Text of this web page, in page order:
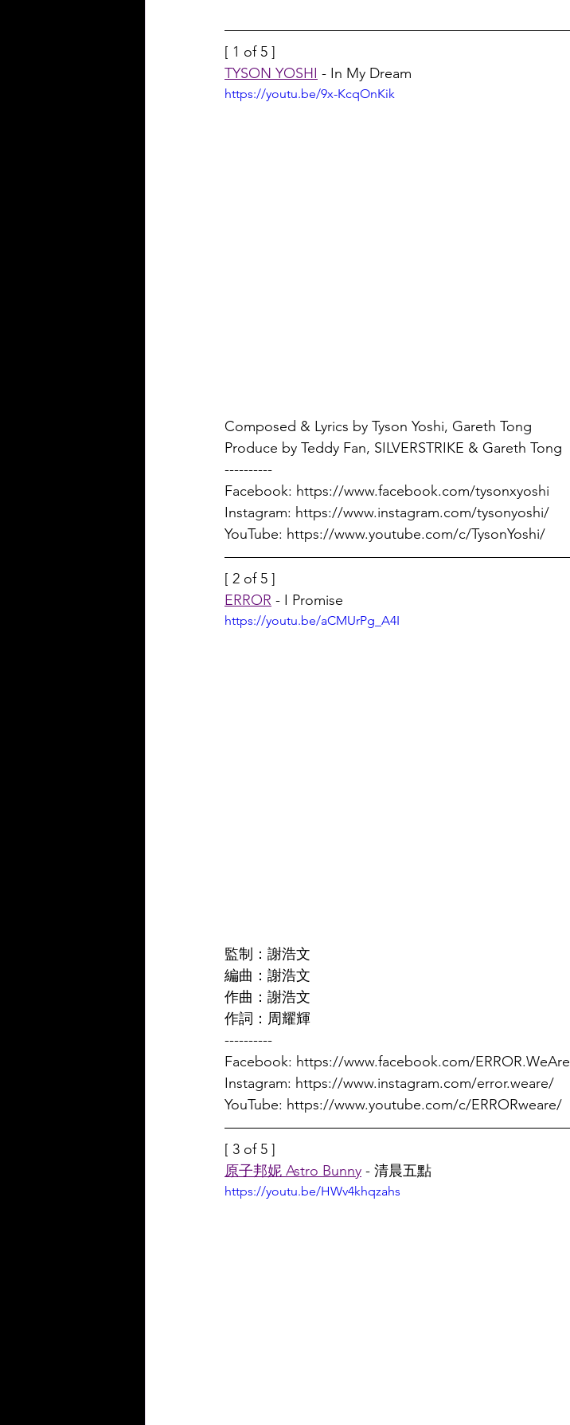
[ 1 of 5 ]
TYSON YOSHI - In My Dream
https://youtu.be/9x-KcqOnKik
Composed & Lyrics by Tyson Yoshi, Gareth Tong
Produce by Teddy Fan, SILVERSTRIKE & Gareth Tong
----------
Facebook: https://www.facebook.com/tysonxyoshi
Instagram: https://www.instagram.com/tysonyoshi/
YouTube: https://www.youtube.com/c/TysonYoshi/
[ 2 of 5 ]
ERROR - I Promise
https://youtu.be/aCMUrPg_A4I
監制：謝浩文
編曲：謝浩文
作曲：謝浩文
作詞：周耀輝
----------
Facebook: https://www.facebook.com/ERROR.WeAre
Instagram: https://www.instagram.com/error.weare/
YouTube: https://www.youtube.com/c/ERRORweare/
[ 3 of 5 ]
原子邦妮 Astro Bunny - 清晨五點
https://youtu.be/HWv4khqzahs